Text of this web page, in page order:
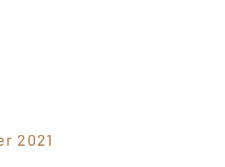
2021